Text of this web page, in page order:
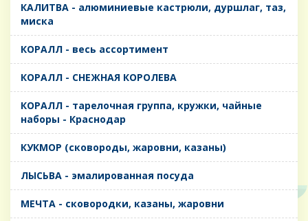
КАЛИТВА - алюминиевые кастрюли, дуршлаг, таз,
миска
КОРАЛЛ - весь ассортимент
КОРАЛЛ - СНЕЖНАЯ КОРОЛЕВА
КОРАЛЛ - тарелочная группа, кружки, чайные
наборы - Краснодар
КУКМОР (сковороды, жаровни, казаны)
ЛЫСЬВА - эмалированная посуда
МЕЧТА - сковородки, казаны, жаровни